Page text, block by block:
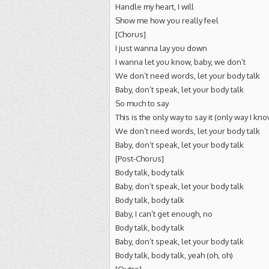
Handle my heart, I will
Show me how you really feel
[Chorus]
I just wanna lay you down
I wanna let you know, baby, we don’t
We don’t need words, let your body talk
Baby, don’t speak, let your body talk
So much to say
This is the only way to say it (only way I
We don’t need words, let your body talk
Baby, don’t speak, let your body talk
[Post-Chorus]
Body talk, body talk
Baby, don’t speak, let your body talk
Body talk, body talk
Baby, I can’t get enough, no
Body talk, body talk
Baby, don’t speak, let your body talk
Body talk, body talk, yeah (oh, oh)